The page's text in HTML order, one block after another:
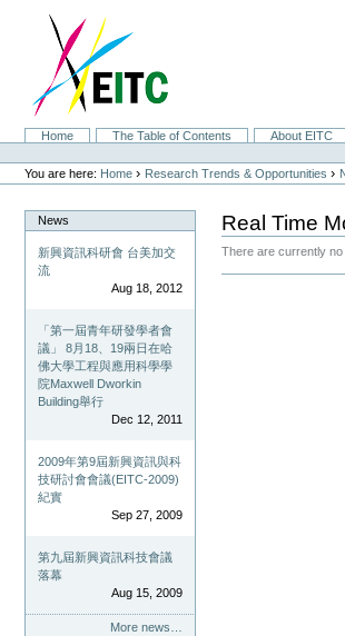
navigation
SectionsHome The Table of Contents About EITC
Personal
tools
You are here: Home › Research Trends & Opportunities ›
News
新興資訊科研會 台美加交
流
Aug 18, 2012
「第一屆青年研發學者會
議」 8月18、19兩日在哈
佛大學工程與應用科學學
院Maxwell Dworkin
Building舉行
Dec 12, 2011
2009年第9屆新興資訊與科
技研討會會議(EITC-2009)
紀實
Sep 27, 2009
第九屆新興資訊科技會議
落幕
Aug 15, 2009
More news…
Real Time
There are currently no